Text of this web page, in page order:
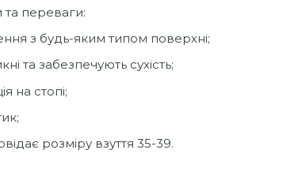
та переваги:
з будь-яким типом поверхні;
та забезпечують сухість;
на стопі;
розміру взуття 35-39.